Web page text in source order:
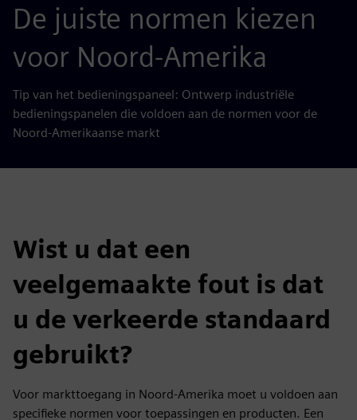
De juiste normen kiezen
voor Noord-Amerika
Tip van het bedieningspaneel: Ontwerp industriële
bedieningspanelen die voldoen aan de normen voor de
Noord-Amerikaanse markt
Wist u dat een
veelgemaakte fout is dat
u de verkeerde standaard
gebruikt?
Voor markttoegang in Noord-Amerika moet u voldoen aan
specifieke normen voor toepassingen en producten. Een